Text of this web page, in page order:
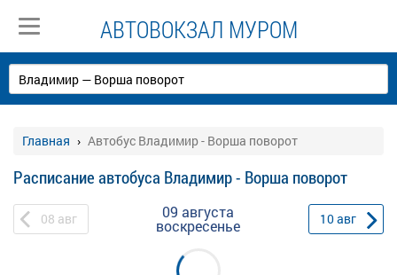
АВТОВОКЗАЛ МУРОМ
Главная Автобус Владимир - Ворша поворот
Расписание автобуса Владимир - Ворша поворот
08 авг 09 августа
воскресенье 10авг